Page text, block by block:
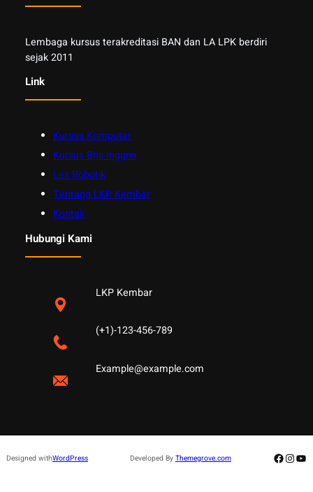
Lembaga kursus terakreditasi BAN dan LA LPK berdiri
sejak 2011
Link
Kursus Komputer
Kursus Bhs Inggris
Les Robotik
Tentang LKP Kembar
Kontak
Hubungi Kami
LKP Kembar
(+1)-123-456-789
Example@example.com
Designed withWordPress Developed By Themegrove.com